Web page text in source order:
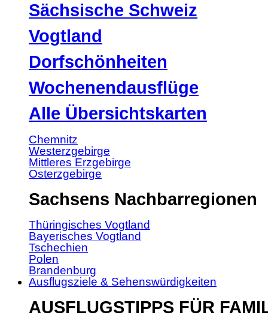
Sächsische Schweiz
Vogtland
Dorfschönheiten
Wochenendausflüge
Alle Übersichtskarten
Chemnitz
Westerzgebirge
Mittleres Erzgebirge
Osterzgebirge
Sachsens Nachbarregionen
Thüringisches Vogtland
Bayerisches Vogtland
Tschechien
Polen
Brandenburg
Ausflugsziele & Sehenswürdigkeiten
AUSFLUGSTIPPS FÜR